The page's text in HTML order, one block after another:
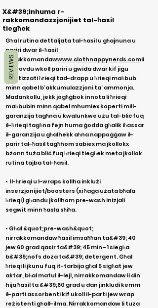
X&#39;inhuma r-
rakkomandazzjonijiet tal-ħasil
tiegħek
Għal rutina dettaljata tal-ħasil u għajnuna u
pariri dwar il-ħasil
nirrakkomandawwww.clothnappynerds.comli
jipprovdu wkoll pariri u gwida dwar kif jiġu
sanitizzati ħrieqi tad-drapp u ħrieqi maħbub
minn qabel b’akkumulazzjoni ta’ ammonja.
Madankollu, jekk jogħġbok innota li ħrieqi
maħbubin minn qabel mhumiex koperti mill-
garanzija tagħna u kwalunkwe użu tal-bliċ fuq
il-ħrieqi tagħna fejn huma ġodda għalik iħassar
il-garanzija u għalhekk aħna nappoġġaw il-
parir tal-ħasil tagħhom sabiex ma jkollokx
bżonn tuża bliċ fuq ħrieqi tiegħek meta jkollok
rutina tajba tal-ħasil.
• Il-ħrieqi u l-wraps kollha inklużi
inserzjonijiet/boosters (xi ħaġa użata bħala
ħrieqi) għandu jkollhom pre-wash inizjali
segwit minn ħasla sħiħa.
• Għal &quot;pre-wash&quot;
nirrakkomandaw ħasil imsaħħan ta&#39; 40
jew 60 grad qasir ta&#39; 45 min - 1 siegħa
b&#39;nofs doża ta&#39; deterġent. Għal
ħrieqi li jkunu fuq it-tarbija għal 5 sigħat jew
aktar, bħal matul il-lejl, nirrakkomandaw li din
hija ħasil ta &#39;60 grad u dan jinkludi kemm
il-parti assorbenti kif ukoll il-parti jew wrap
reżistenti għall-ilma. Nirrakkomandaw li tuża
REVIEWS